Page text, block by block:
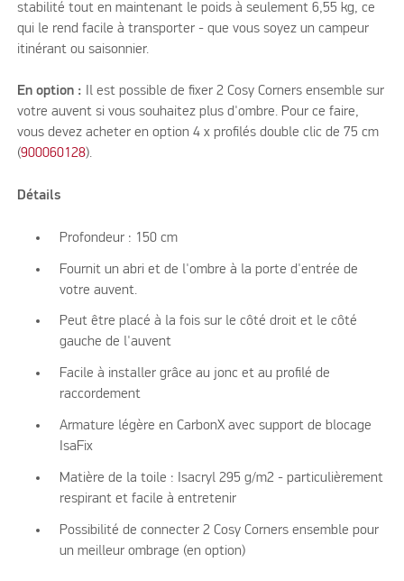
stabilité tout en maintenant le poids à seulement 6,55 kg, ce
qui le rend facile à transporter - que vous soyez un campeur
itinérant ou saisonnier.
En option : Il est possible de fixer 2 Cosy Corners ensemble sur
votre auvent si vous souhaitez plus d'ombre. Pour ce faire,
vous devez acheter en option 4 x profilés double clic de 75 cm
(900060128).
Détails
Profondeur : 150 cm
Fournit un abri et de l'ombre à la porte d'entrée de
votre auvent.
Peut être placé à la fois sur le côté droit et le côté
gauche de l'auvent
Facile à installer grâce au jonc et au profilé de
raccordement
Armature légère en CarbonX avec support de blocage
IsaFix
Matière de la toile : Isacryl 295 g/m2 - particulièrement
respirant et facile à entretenir
Possibilité de connecter 2 Cosy Corners ensemble pour
un meilleur ombrage (en option)